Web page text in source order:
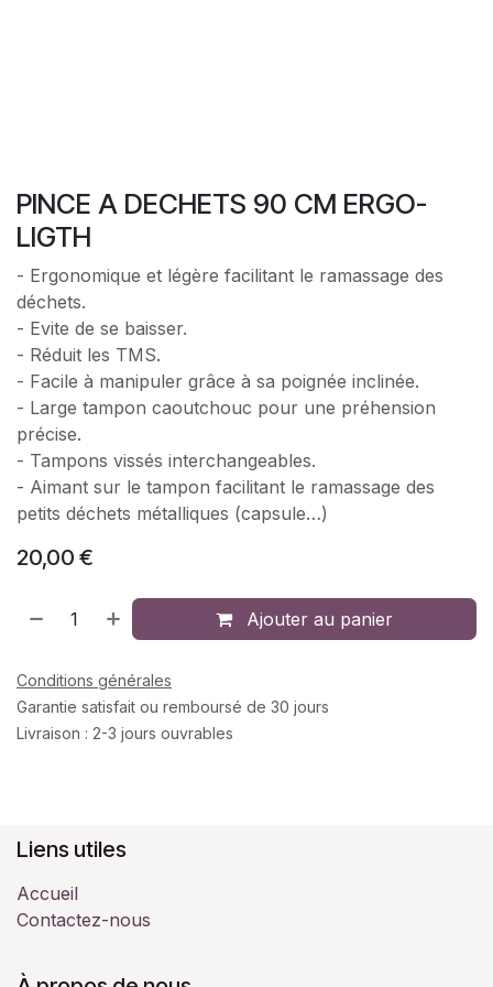
PINCE A DECHETS 90 CM ERGO-
LIGTH
- Ergonomique et légère facilitant le ramassage des
déchets.
- Evite de se baisser.
- Réduit les TMS.
- Facile à manipuler grâce à sa poignée inclinée.
- Large tampon caoutchouc pour une préhension
précise.
- Tampons vissés interchangeables.
- Aimant sur le tampon facilitant le ramassage des
petits déchets métalliques (capsule…)
20,00 €
Ajouter au panier
Conditions générales
Garantie satisfait ou remboursé de 30 jours
Livraison : 2-3 jours ouvrables
Liens utiles
Accueil
Contactez-nous